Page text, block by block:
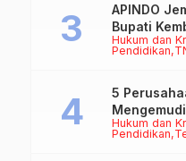
Hukum dan
Pendidikan
APINDO
Bupati
Jadi Motor
Hukum dan
Pendidikan
5
Peluang